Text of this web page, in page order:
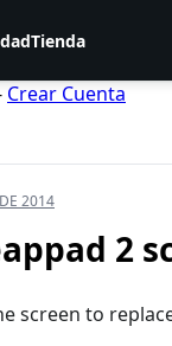
Tienda
Crear Cuenta
2014
2
screen to